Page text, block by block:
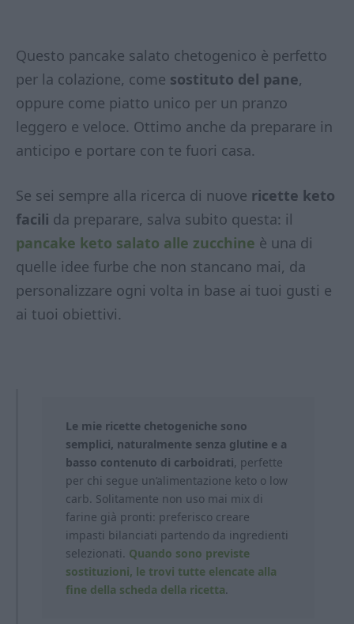
Questo pancake salato chetogenico è perfetto
per la colazione, come sostituto del pane,
oppure come piatto unico per un pranzo
leggero e veloce. Ottimo anche da preparare in
anticipo e portare con te fuori casa.
Se sei sempre alla ricerca di nuove ricette keto
facili da preparare, salva subito questa: il
pancake keto salato alle zucchine è una di
quelle idee furbe che non stancano mai, da
personalizzare ogni volta in base ai tuoi gusti e
ai tuoi obiettivi.
Le mie ricette chetogeniche sono
semplici, naturalmente senza glutine e a
basso contenuto di carboidrati, perfette
per chi segue un’alimentazione keto o low
carb. Solitamente non uso mai mix di
farine già pronti: preferisco creare
impasti bilanciati partendo da ingredienti
selezionati. Quando sono previste
sostituzioni, le trovi tutte elencate alla
fine della scheda della ricetta.